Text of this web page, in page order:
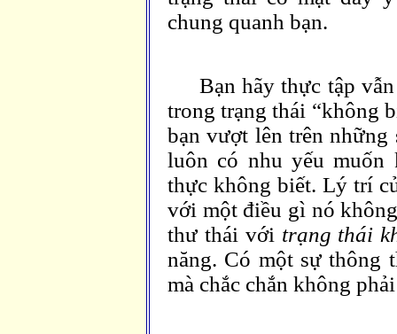
chung quanh bạn.
Bạn hãy thực tập
trong trạng thái “không
bạn vượt lên trên
luôn có nhu yếu muốn
thực không biết. Lý trí
với một điều gì nó
thư thái với trạng thái
năng. Có một sự thông
mà chắc chắn không